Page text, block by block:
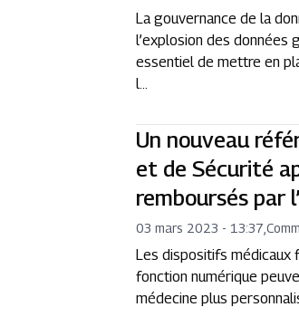
La gouvernance de la
l’explosion des
essentiel de mettre en
l...
Un nouveau
et de Sécurité
remboursés par
03 mars 2023 - 13:37 ,
Les dispositifs médicaux
fonction numérique
médecine plus